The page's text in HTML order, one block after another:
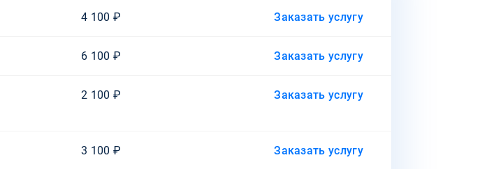
4 100 ₽ Заказать услугу
6 100 ₽ Заказать услугу
2 100 ₽ Заказать услугу
3 100 ₽ Заказать услугу